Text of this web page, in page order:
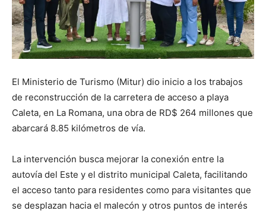
El Ministerio de Turismo (Mitur) dio inicio a los trabajos
de reconstrucción de la carretera de acceso a playa
Caleta, en La Romana, una obra de RD$ 264 millones que
abarcará 8.85 kilómetros de vía.
La intervención busca mejorar la conexión entre la
autovía del Este y el distrito municipal Caleta, facilitando
el acceso tanto para residentes como para visitantes que
se desplazan hacia el malecón y otros puntos de interés